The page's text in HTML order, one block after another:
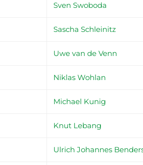
Sven Swoboda
Sascha Schleinitz
Uwe van de Venn
Niklas Wohlan
Michael Kunig
Knut Lebang
Ulrich Johannes